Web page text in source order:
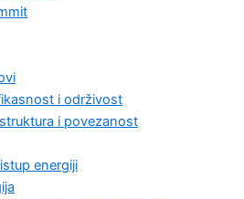
i održivost
i povezanost
energiji